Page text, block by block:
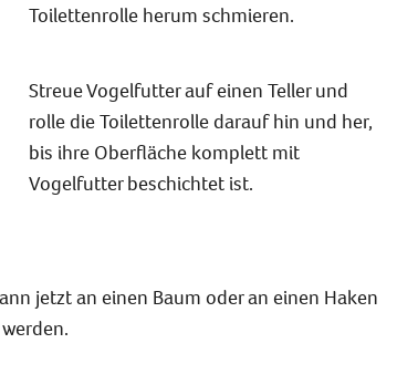
Toilettenrolle herum schmieren.
Streue Vogelfutter auf einen Teller und
rolle die Toilettenrolle darauf hin und her,
bis ihre Oberfläche komplett mit
Vogelfutter beschichtet ist.
jetzt an einen Baum oder an einen Haken